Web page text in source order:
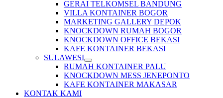
GERAI TELKOMSEL BANDUNG
VILLA KONTAINER BOGOR
MARKETING GALLERY DEPOK
KNOCKDOWN RUMAH BOGOR
KNOCKDOWN OFFICE BEKASI
KAFE KONTAINER BEKASI
SULAWESI
RUMAH KONTAINER PALU
KNOCKDOWN MESS JENEPONTO
KAFE KONTAINER MAKASAR
KONTAK KAMI